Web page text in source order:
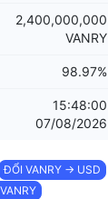
2,400,000,000
VANRY
98.97%
15:48:00
07/08/2026
ĐỔI VANRY → USD